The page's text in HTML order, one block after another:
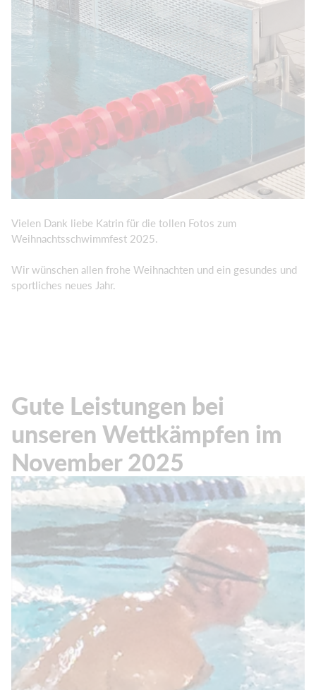
Vielen Dank liebe Katrin für die tollen Fotos zum
Weihnachtsschwimmfest 2025.
Wir wünschen allen frohe Weihnachten und ein gesundes und
sportliches neues Jahr.
Gute Leistungen bei
unseren Wettkämpfen im
November 2025